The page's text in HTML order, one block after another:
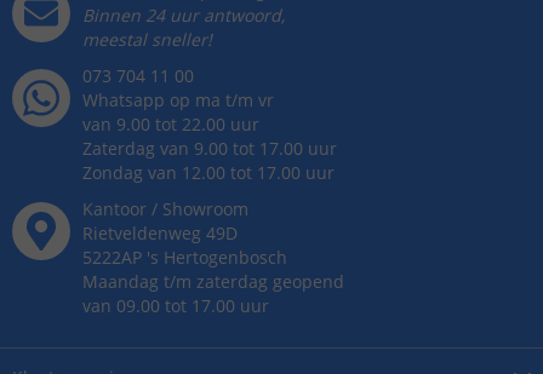
Binnen 24 uur antwoord,
meestal sneller!
073 704 11 00
Whatsapp op ma t/m vr
van 9.00 tot 22.00 uur
Zaterdag van 9.00 tot 17.00 uur
Zondag van 12.00 tot 17.00 uur
Kantoor / Showroom
Rietveldenweg 49D
5222AP 's Hertogenbosch
Maandag t/m zaterdag geopend
van 09.00 tot 17.00 uur